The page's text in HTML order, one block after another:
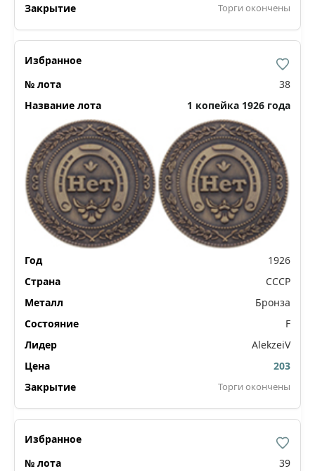
Торги окончены
38
1 копейка 1926 года
1926
СССР
Бронза
F
AlekzeiV
203
Торги окончены
39